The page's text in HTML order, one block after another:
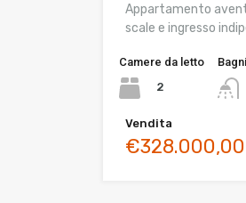
Appartamento
scale e ingresso
Camere da letto
2
Bagni
Vendita
€328.000,00